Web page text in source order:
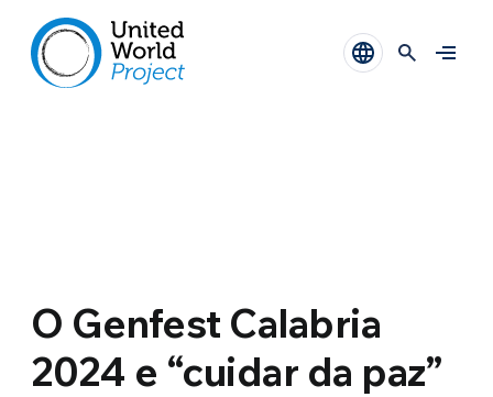
O Genfest Calabria
2024 e “cuidar da paz”